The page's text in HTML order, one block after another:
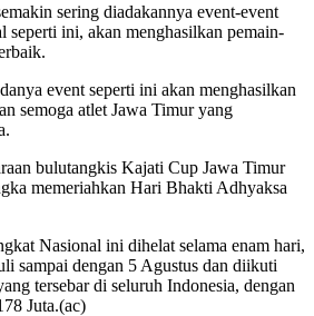
sering diadakannya event-event
seperti ini, akan menghasilkan pemain-
event seperti ini akan menghasilkan
semoga atlet Jawa Timur yang
bulutangkis Kajati Cup Jawa Timur
memeriahkan Hari Bhakti Adhyaksa
Nasional ini dihelat selama enam hari,
sampai dengan 5 Agustus dan diikuti
tersebar di seluruh Indonesia, dengan
Juta.(ac)